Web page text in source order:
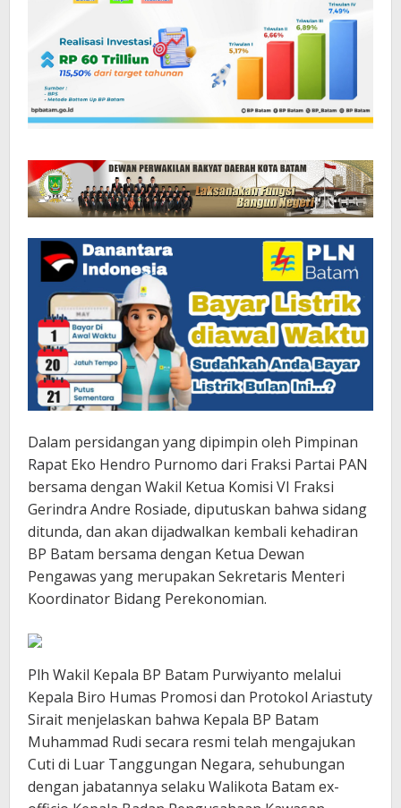
Dalam persidangan yang dipimpin oleh Pimpinan
Rapat Eko Hendro Purnomo dari Fraksi Partai PAN
bersama dengan Wakil Ketua Komisi VI Fraksi
Gerindra Andre Rosiade, diputuskan bahwa sidang
ditunda, dan akan dijadwalkan kembali kehadiran
BP Batam bersama dengan Ketua Dewan
Pengawas yang merupakan Sekretaris Menteri
Koordinator Bidang Perekonomian.
Plh Wakil Kepala BP Batam Purwiyanto melalui
Kepala Biro Humas Promosi dan Protokol Ariastuty
Sirait menjelaskan bahwa Kepala BP Batam
Muhammad Rudi secara resmi telah mengajukan
Cuti di Luar Tanggungan Negara, sehubungan
dengan jabatannya selaku Walikota Batam ex-